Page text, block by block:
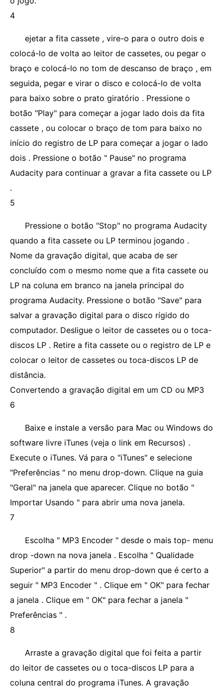
4
ejetar a fita cassete , vire-o para o outro dois e
colocá-lo de volta ao leitor de cassetes, ou pegar o
braço e colocá-lo no tom de descanso de braço , em
seguida, pegar e virar o disco e colocá-lo de volta
para baixo sobre o prato giratório . Pressione o
botão "Play" para começar a jogar lado dois da fita
cassete , ou colocar o braço de tom para baixo no
início do registro de LP para começar a jogar o lado
dois . Pressione o botão " Pause" no programa
Audacity para continuar a gravar a fita cassete ou LP
.
5
Pressione o botão "Stop" no programa Audacity
quando a fita cassete ou LP terminou jogando .
Nome da gravação digital, que acaba de ser
concluído com o mesmo nome que a fita cassete ou
LP na coluna em branco na janela principal do
programa Audacity. Pressione o botão "Save" para
salvar a gravação digital para o disco rígido do
computador. Desligue o leitor de cassetes ou o toca-
discos LP . Retire a fita cassete ou o registro de LP e
colocar o leitor de cassetes ou toca-discos LP de
distância.
Convertendo a gravação digital em um CD ou MP3
6
Baixe e instale a versão para Mac ou Windows do
software livre iTunes (veja o link em Recursos) .
Execute o iTunes. Vá para o "iTunes" e selecione
"Preferências " no menu drop-down. Clique na guia
"Geral" na janela que aparecer. Clique no botão "
Importar Usando " para abrir uma nova janela.
7
Escolha " MP3 Encoder " desde o mais top- menu
drop -down na nova janela . Escolha " Qualidade
Superior" a partir do menu drop-down que é certo a
seguir " MP3 Encoder " . Clique em " OK" para fechar
a janela . Clique em " OK" para fechar a janela "
Preferências " .
8
Arraste a gravação digital que foi feita a partir
do leitor de cassetes ou o toca-discos LP para a
coluna central do programa iTunes. A gravação